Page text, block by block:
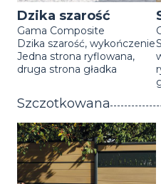
Dzika szarość
Gama Composite
Dzika szarość, wykończenie
Jedna strona ryflowana,
druga strona gładka
Szczotkowana